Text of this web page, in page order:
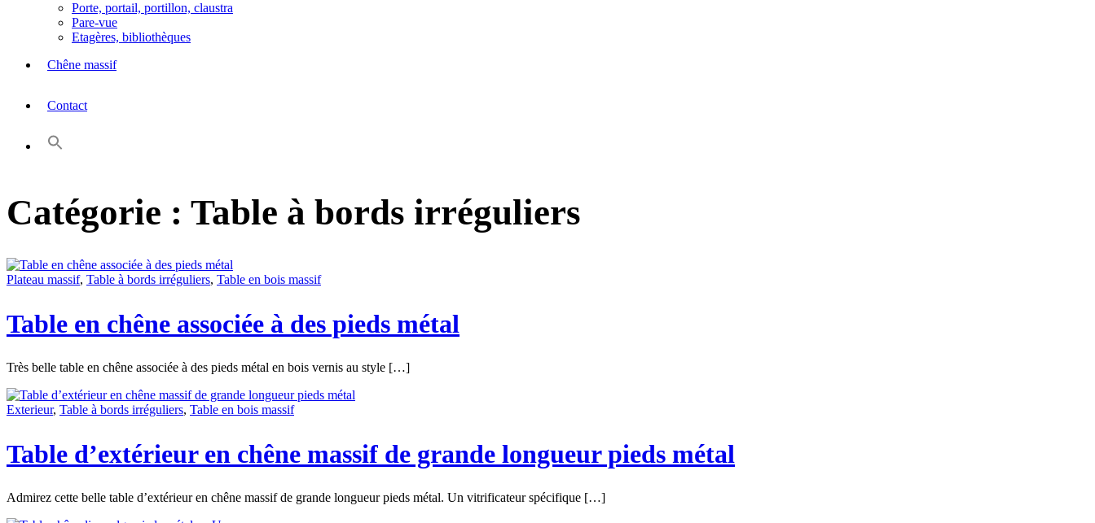
Porte, portail, portillon, claustra
Pare-vue
Etagères, bibliothèques
Chêne massif
Contact
Catégorie : Table à bords irréguliers
Plateau massif, Table à bords irréguliers, Table en bois massif
Table en chêne associée à des pieds métal
Très belle table en chêne associée à des pieds métal en bois vernis au style […]
Exterieur, Table à bords irréguliers, Table en bois massif
Table d’extérieur en chêne massif de grande longueur pieds métal
Admirez cette belle table d’extérieur en chêne massif de grande longueur pieds métal. Un vitrificateur spécifique […]